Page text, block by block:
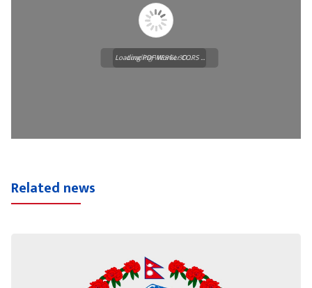
Loading WEBGL 3D ...
Loading PDF Worker CORS ...
Related news